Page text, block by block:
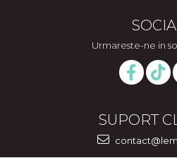
Urmareste-ne in
SUPORT